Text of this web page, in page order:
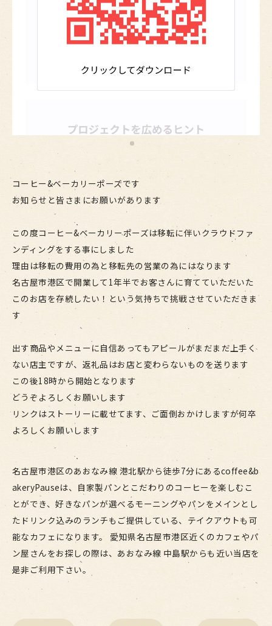
コーヒー&ベーカリーポーズです
お知らせと皆さまにお願いがあります
この度コーヒー&ベーカリーポーズは移転に伴いクラウドファ
ンディングをする事にしました
理由は移転の費用の為と移転先の営業の為にはなります
名古屋市港区で開業して1年半でお客さんに育てていただいた
このお店を存続したい！という気持ちで挑戦させていただきま
す
出す商品やメニューに自信あってもアピールがまだまだ上手く
ない店主ですが、返礼品はお店と変わらないものを送ります
この後18時から開始となります
どうぞよろしくお願いします
リンクはストーリーに載せてます、ご面倒おかけしますが何卒
よろしくお願いします
名古屋市港区のあおなみ線 港北駅から徒歩7分にあるcoffee&b
akeryPauseは、自家製パンとこだわりのコーヒーを楽しむこ
とができ、好きなパンが選べるモーニングやパンをメインとし
たドリンク込みのランチもご提供している、テイクアウトも可
能なカフェになります。 愛知県名古屋市港区近くのカフェやパ
ン屋さんをお探しの際は、あおなみ線 中島駅からも近い当店を
是非ご利用下さい。